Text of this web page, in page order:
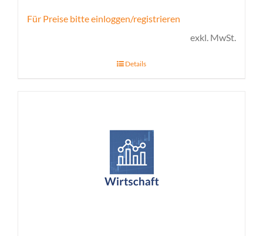
Für Preise bitte einloggen/registrieren
exkl. MwSt.
Details